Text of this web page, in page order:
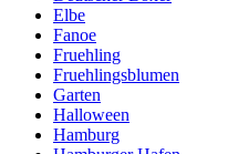
Elbe
Fanoe
Fruehling
Fruehlingsblumen
Garten
Halloween
Hamburg